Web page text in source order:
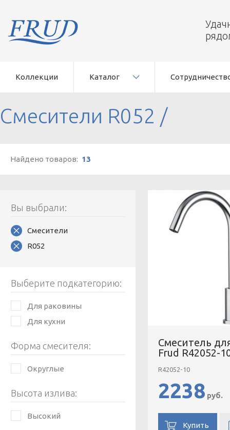
Коллекции Каталог
Смесители R052 /
Найдено товаров: 13
Вы выбрали:
Смесители
R052
Выберите подкатегорию:
Для раковины
Для кухни
Форма смесителя:
Округлые
Высота излива:
Высокий
Смеситель
Frud R42052-
R42052-10
2238 руб.
Купить